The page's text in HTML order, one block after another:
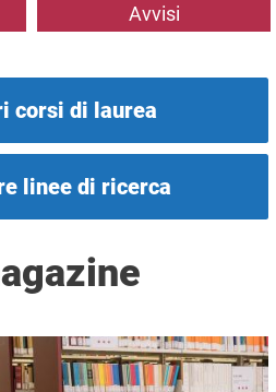
Avvisi
corsi di laurea
linee di ricerca